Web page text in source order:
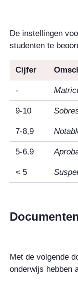
De instellingen
studenten te
Cijfer
-
9-10
7-8,9
5-6,9
< 5
Met de volgende
onderwijs hebben